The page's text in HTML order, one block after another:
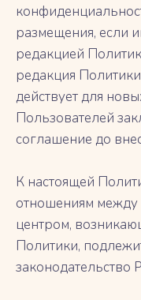
размещения, если
редакцией
редакция
действует для
Пользователей
соглашение до
К настоящей
отношениям
центром,
Политики,
законодательство